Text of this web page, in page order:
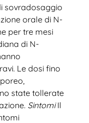
sovradosaggio
orale di N-
per tre mesi
di N-
Le dosi fino
state tollerate
SintomiIl